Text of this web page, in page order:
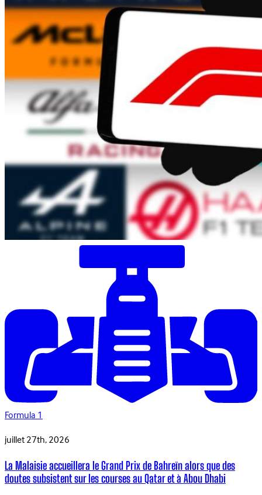
Formula 1
juillet 27th, 2026
La Malaisie accueillera le Grand Prix de Bahreïn alors que des
doutes subsistent sur les courses au Qatar et à Abou Dhabi